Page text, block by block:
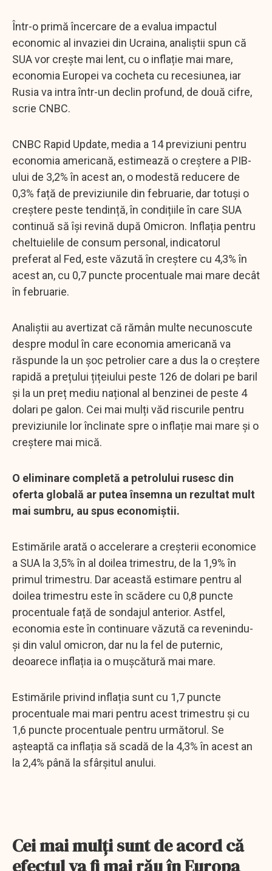
Într-o primă încercare de a evalua impactul
economic al invaziei din Ucraina, analiștii spun că
SUA vor crește mai lent, cu o inflație mai mare,
economia Europei va cocheta cu recesiunea, iar
Rusia va intra într-un declin profund, de două cifre,
scrie CNBC.
CNBC Rapid Update, media a 14 previziuni pentru
economia americană, estimează o creștere a PIB-
ului de 3,2% în acest an, o modestă reducere de
0,3% față de previziunile din februarie, dar totuși o
creștere peste tendință, în condițiile în care SUA
continuă să își revină după Omicron. Inflația pentru
cheltuielile de consum personal, indicatorul
preferat al Fed, este văzută în creștere cu 4,3% în
acest an, cu 0,7 puncte procentuale mai mare decât
în februarie.
Analiștii au avertizat că rămân multe necunoscute
despre modul în care economia americană va
răspunde la un șoc petrolier care a dus la o creștere
rapidă a prețului țițeiului peste 126 de dolari pe baril
și la un preț mediu național al benzinei de peste 4
dolari pe galon. Cei mai mulți văd riscurile pentru
previziunile lor înclinate spre o inflație mai mare și o
creștere mai mică.
O eliminare completă a petrolului rusesc din
oferta globală ar putea însemna un rezultat mult
mai sumbru, au spus economiștii.
Estimările arată o accelerare a creșterii economice
a SUA la 3,5% în al doilea trimestru, de la 1,9% în
primul trimestru. Dar această estimare pentru al
doilea trimestru este în scădere cu 0,8 puncte
procentuale față de sondajul anterior. Astfel,
economia este în continuare văzută ca revenindu-
și din valul omicron, dar nu la fel de puternic,
deoarece inflația ia o mușcătură mai mare.
Estimările privind inflația sunt cu 1,7 puncte
procentuale mai mari pentru acest trimestru și cu
1,6 puncte procentuale pentru următorul. Se
așteaptă ca inflația să scadă de la 4,3% în acest an
la 2,4% până la sfârșitul anului.
Cei mai mulți sunt de acord că
efectul va fi mai rău în Europa